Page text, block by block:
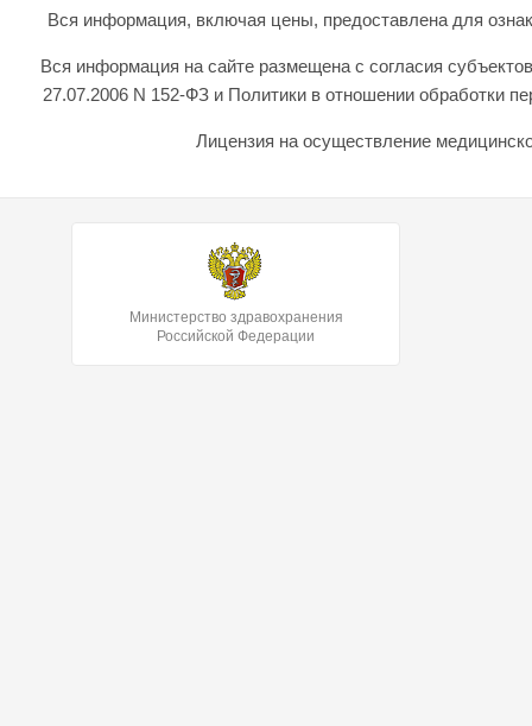
Вся информация, включая цены, предоставлена для
Вся информация на сайте размещена с согласия
27.07.2006 N 152-ФЗ и Политики в отношении обработки
Лицензия на осуществление
Министерство здравохранения
Российской Федерации